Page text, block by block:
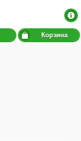
Корзина